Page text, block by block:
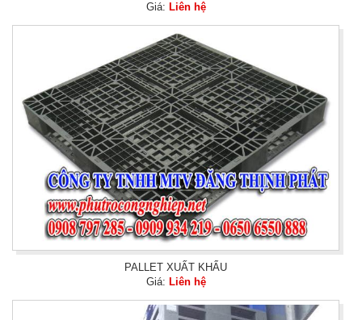
Giá: Liên hệ
Kích thước đa dạng, giá rẽ, chất lượng đảm bảo tải
trọng an toàn.
Phù hợp cho việc xuất khẩu hàng đi nước ngoài, đủ
tiêu chuẩn quốc tế,
Có thể tái xử dụng lại nhiều lần trong việc lưu thông và
vận chuyển hàng đi và đến trong và ngoài nước,...
KT: 1100 x 1100 x 120 mm, 1000 x 1200 x 120 mm,
1000 x 1000 x 120 mm, 1200 x 1100 x 120 mm,...
PALLET XUẤT KHẨU
Giá: Liên hệ